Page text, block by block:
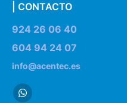
| CONTACTO
924 26 06 40
604 94 24 07
info@acentec.es